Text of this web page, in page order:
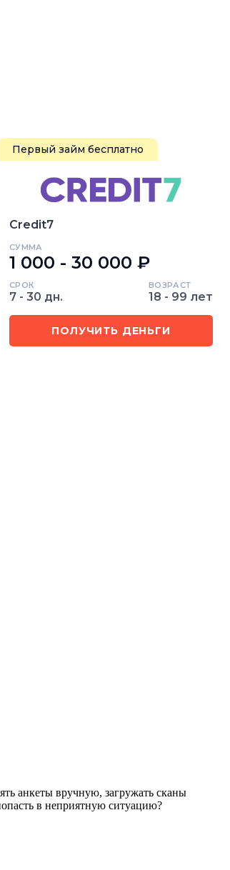
Первый займ бесплатно
Credit7
СУММА
1 000 - 30 000 ₽
СРОК
7 - 30 дн.
ВОЗРАСТ
18 - 99 лет
ПОЛУЧИТЬ ДЕНЬГИ
анкеты вручную, загружать сканы
в неприятную ситуацию?